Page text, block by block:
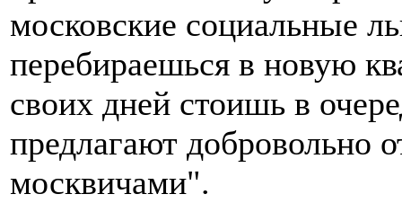
московские социальные
перебираешься в новую
своих дней стоишь в
предлагают добровольно
москвичами".